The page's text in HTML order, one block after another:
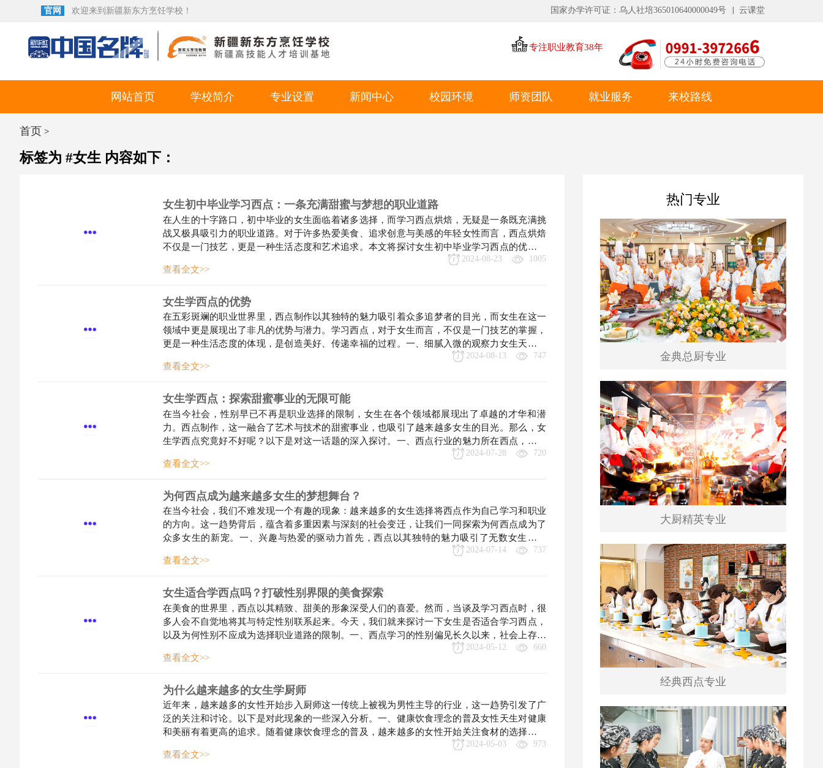
官网 欢迎来到新疆新东方烹饪学校！ 国家办学许可证：乌人社培365010640000049号 云课堂
专注职业教育38年
网站首页 学校简介 专业设置
特色短期
新闻中心 校园环境
就业环境
学生作品
师资团队 就业服务 来校路线
首页 >
标签为 #女生 内容如下：
女生初中毕业学习西点：一条充满甜蜜与梦想的职业道路
在人生的十字路口，初中毕业的女生面临着诸多选择，而学习西点烘焙，无疑是一条既充满挑
战又极具吸引力的职业道路。对于许多热爱美食、追求创意与美感的年轻女性而言，西点烘焙
不仅是一门技艺，更是一种生活态度和艺术追求。本文将探讨女生初中毕业学习西点的优势、
挑战以及未来发展前景，为有志于此的女生提供一份参考。优势篇：热爱与天赋的完美结合
**1. 兴趣驱动，学习动力足女生天生对美好事物有着敏锐的感知力和创造力，
2024-08-23 1005
查看全文>>
女生学西点的优势
在五彩斑斓的职业世界里，西点制作以其独特的魅力吸引着众多追梦者的目光，而女生在这一
领域中更是展现出了非凡的优势与潜力。学习西点，对于女生而言，不仅是一门技艺的掌握，
更是一种生活态度的体现，是创造美好、传递幸福的过程。一、细腻入微的观察力女生天生具
备细腻入微的观察力，这种特质在西点制作中尤为重要。西点制作讲究的是精准与细致，从食
材的选择、配比的精确到每一步操作的严谨，都需要制作者具备高度的专注与细心
2024-08-13 747
查看全文>>
女生学西点：探索甜蜜事业的无限可能
在当今社会，性别早已不再是职业选择的限制，女生在各个领域都展现出了卓越的才华和潜
力。西点制作，这一融合了艺术与技术的甜蜜事业，也吸引了越来越多女生的目光。那么，女
生学西点究竟好不好呢？以下是对这一话题的深入探讨。一、西点行业的魅力所在西点，以其
精致的外观、丰富的口感和独特的文化韵味，深受消费者的喜爱。从经典的法式马卡龙到创意
无限的慕斯蛋糕，每一款西点都像是艺术品，让人赏心悦目。女生通常对美有着敏锐
2024-07-28 720
查看全文>>
为何西点成为越来越多女生的梦想舞台？
在当今社会，我们不难发现一个有趣的现象：越来越多的女生选择将西点作为自己学习和职业
的方向。这一趋势背后，蕴含着多重因素与深刻的社会变迁，让我们一同探索为何西点成为了
众多女生的新宠。一、兴趣与热爱的驱动力首先，西点以其独特的魅力吸引了无数女生的目
光。从精致的蛋糕到诱人的甜点，每一道作品都如同艺术品般令人赏心悦目。这种对美的追求
和创造，让许多女生找到了表达自我、实现梦想的途径。她们通过学习和实践西点，
2024-07-14 737
查看全文>>
女生适合学西点吗？打破性别界限的美食探索
在美食的世界里，西点以其精致、甜美的形象深受人们的喜爱。然而，当谈及学习西点时，很
多人会不自觉地将其与特定性别联系起来。今天，我们就来探讨一下女生是否适合学习西点，
以及为何性别不应成为选择职业道路的限制。一、西点学习的性别偏见长久以来，社会上存在
着一种偏见，认为某些职业或技能更适合特定的性别。对于西点学习来说，这种偏见可能表现
为认为女性更适合学习甜点制作，因为她们在味觉、审美和情感表达上更为细腻。
2024-05-12 660
查看全文>>
为什么越来越多的女生学厨师
近年来，越来越多的女性开始步入厨师这一传统上被视为男性主导的行业，这一趋势引发了广
泛的关注和讨论。以下是对此现象的一些深入分析。一、健康饮食理念的普及女性天生对健康
和美丽有着更高的追求。随着健康饮食理念的普及，越来越多的女性开始关注食材的选择、烹
饪的方式以及食物的营养价值。学习烹饪不仅能让她们更好地照顾自己和家人的健康，还能让
她们在追求美食的同时，享受到烹饪的乐趣。二、职业发展的广阔前景厨师行业正
2024-05-03 973
查看全文>>
热门专业
金典总厨专业
大厨精英专业
经典西点专业